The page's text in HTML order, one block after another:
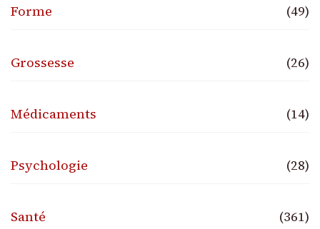
Forme (49)
Grossesse (26)
Médicaments (14)
Psychologie (28)
Santé (361)